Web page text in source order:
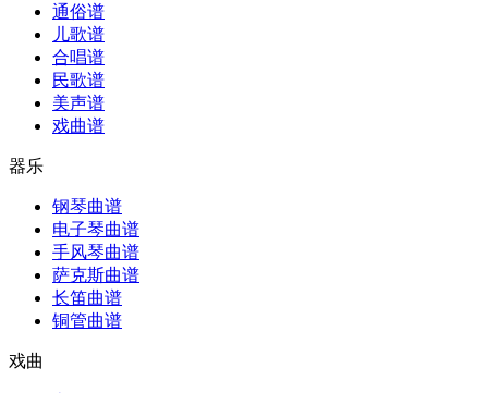
通俗谱
儿歌谱
合唱谱
民歌谱
美声谱
戏曲谱
器乐
钢琴曲谱
电子琴曲谱
手风琴曲谱
萨克斯曲谱
长笛曲谱
铜管曲谱
戏曲